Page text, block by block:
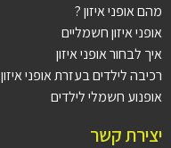
מהם אופני איזון ?
אופני איזון חשמליים
איך לבחור אופני איזון
רכיבה לילדים בעזרת אופני איזון
אופנוע חשמלי לילדים
יצירת קשר